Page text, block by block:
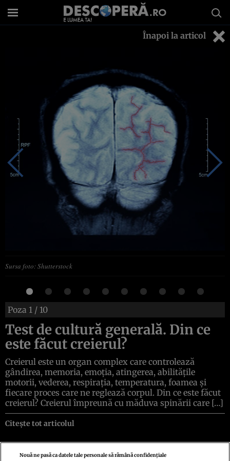
Înapoi la articol
Sursa foto: Shutterstock
Poza 1 / 10
Test de cultură generală. Din ce
este făcut creierul?
Creierul este un organ complex care controlează
gândirea, memoria, emoția, atingerea, abilitățile
motorii, vederea, respirația, temperatura, foamea și
fiecare proces care ne reglează corpul. Din ce este făcut
creierul? Creierul împreună cu măduva spinării care […]
Citește tot articolul
Nouă ne pasă ca datele tale personale să rămână confidențiale